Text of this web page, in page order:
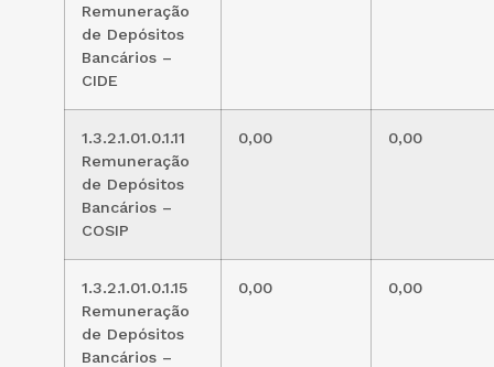
Remuneração
de Depósitos
Bancários –
CIDE
1.3.2.1.01.0.1.11
Remuneração
de Depósitos
Bancários –
COSIP
0,00 0,00
1.3.2.1.01.0.1.15
Remuneração
de Depósitos
Bancários –
0,00 0,00